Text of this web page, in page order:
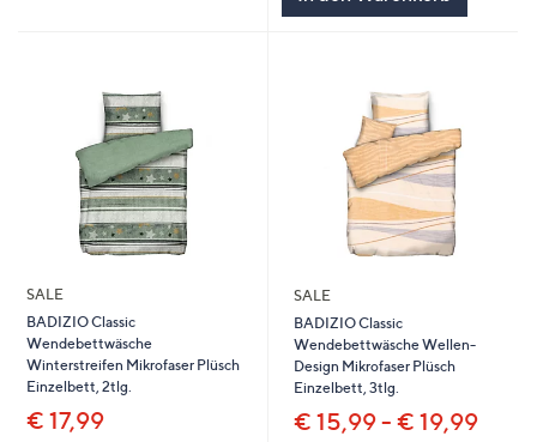
SALE
BADIZIO Classic
Wendebettwäsche
Winterstreifen Mikrofaser Plüsch
Einzelbett, 2tlg.
€ 17,99
SALE
BADIZIO Classic
Wendebettwäsche Wellen-
Design Mikrofaser Plüsch
Einzelbett, 3tlg.
€ 15,99 - € 19,99